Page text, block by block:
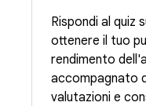
Rispondi al quiz
ottenere il tuo
rendimento
accompagnato
valutazioni e